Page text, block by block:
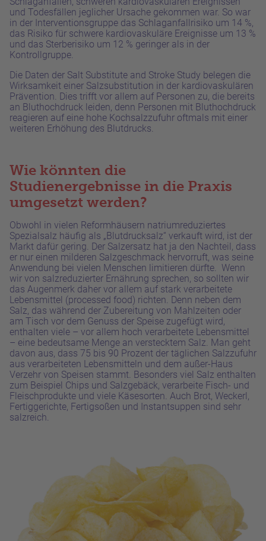
und Todesfällen jeglicher Ursache gekommen war. So war
in der Interventionsgruppe das Schlaganfallrisiko um 14 %,
das Risiko für schwere kardiovaskuläre Ereignisse um 13 %
und das Sterberisiko um 12 % geringer als in der
Kontrollgruppe.
Die Daten der Salt Substitute and Stroke Study belegen die
Wirksamkeit einer Salzsubstitution in der kardiovaskulären
Prävention. Dies trifft vor allem auf Personen zu, die bereits
an Bluthochdruck leiden, denn Personen mit Bluthochdruck
reagieren auf eine hohe Kochsalzzufuhr oftmals mit einer
weiteren Erhöhung des Blutdrucks.
Wie könnten die
Studienergebnisse in die Praxis
umgesetzt werden?
Obwohl in vielen Reformhäusern natriumreduziertes
Spezialsalz häufig als „Blutdrucksalz“ verkauft wird, ist der
Markt dafür gering. Der Salzersatz hat ja den Nachteil, dass
er nur einen milderen Salzgeschmack hervorruft, was seine
Anwendung bei vielen Menschen limitieren dürfte. Wenn
wir von salzreduzierter Ernährung sprechen, so sollten wir
das Augenmerk daher vor allem auf stark verarbeitete
Lebensmittel (processed food) richten. Denn neben dem
Salz, das während der Zubereitung von Mahlzeiten oder
am Tisch vor dem Genuss der Speise zugefügt wird,
enthalten viele – vor allem hoch verarbeitete Lebensmittel
– eine bedeutsame Menge an verstecktem Salz. Man geht
davon aus, dass 75 bis 90 Prozent der täglichen Salzzufuhr
aus verarbeiteten Lebensmitteln und dem außer-Haus
Verzehr von Speisen stammt. Besonders viel Salz enthalten
zum Beispiel Chips und Salzgebäck, verarbeite Fisch- und
Fleischprodukte und viele Käsesorten. Auch Brot, Weckerl,
Fertiggerichte, Fertigsoßen und Instantsuppen sind sehr
salzreich.